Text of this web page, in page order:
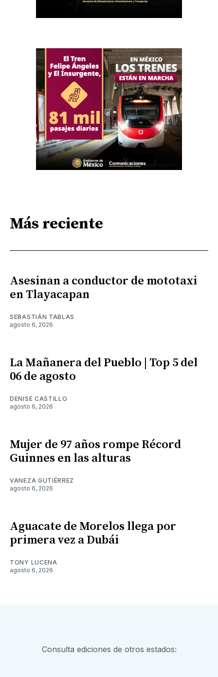
Más reciente
Asesinan a conductor de mototaxi
en Tlayacapan
SEBASTIÁN TABLAS
agosto 6, 2026
La Mañanera del Pueblo | Top 5 del
06 de agosto
DENISE CASTILLO
agosto 6, 2026
Mujer de 97 años rompe Récord
Guinnes en las alturas
VANEZA GUTIÉRREZ
agosto 6, 2026
Aguacate de Morelos llega por
primera vez a Dubái
TONY LUCENA
agosto 6, 2026
Consulta ediciones de otros estados: